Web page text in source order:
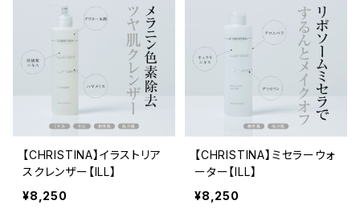
【CHRISTINA】イラストリア
スクレンザー【ILL】
¥8,250
【CHRISTINA】ミセラーウォ
ーター【ILL】
¥8,250